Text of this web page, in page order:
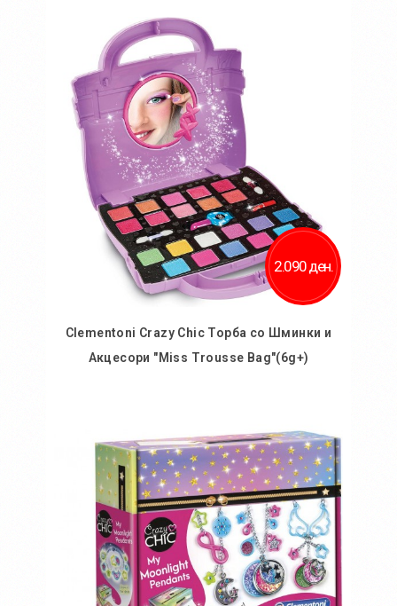
Во кошничка
Додај во желби
Додај за споредба
2.090 ден.
Clementoni Crazy Chic Торба со Шминки и
Акцесори "Miss Trousse Bag"(6g+)
Додај во желби
Додај за споредба